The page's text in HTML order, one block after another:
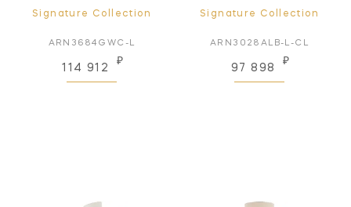
Signature Collection
ARN3684GWC-L
114 912
₽
Signature Collection
ARN3028ALB-L-CL
97 898
₽